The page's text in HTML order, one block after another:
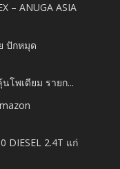
– ANUGA ASIA
ปักหมุด
โพเดียม รายก...
DIESEL 2.4T แก่